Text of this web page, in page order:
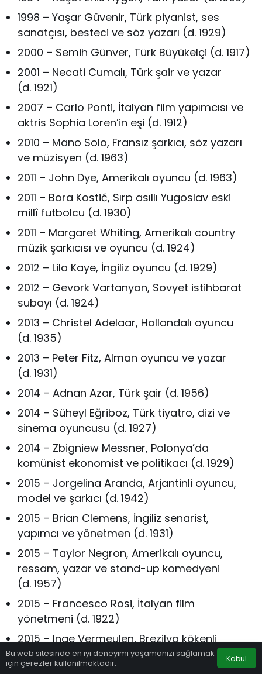
1998 – Yaşar Güvenir, Türk piyanist, ses
sanatçısı, besteci ve söz yazarı (d. 1929)
2000 – Semih Günver, Türk Büyükelçi (d. 1917)
2001 – Necati Cumalı, Türk şair ve yazar
(d. 1921)
2007 – Carlo Ponti, İtalyan film yapımcısı ve
aktris Sophia Loren’in eşi (d. 1912)
2010 – Mano Solo, Fransız şarkıcı, söz yazarı
ve müzisyen (d. 1963)
2011 – John Dye, Amerikalı oyuncu (d. 1963)
2011 – Bora Kostić, Sırp asıllı Yugoslav eski
millî futbolcu (d. 1930)
2011 – Margaret Whiting, Amerikalı country
müzik şarkıcısı ve oyuncu (d. 1924)
2012 – Lila Kaye, İngiliz oyuncu (d. 1929)
2012 – Gevork Vartanyan, Sovyet istihbarat
subayı (d. 1924)
2013 – Christel Adelaar, Hollandalı oyuncu
(d. 1935)
2013 – Peter Fitz, Alman oyuncu ve yazar
(d. 1931)
2014 – Adnan Azar, Türk şair (d. 1956)
2014 – Süheyl Eğriboz, Türk tiyatro, dizi ve
sinema oyuncusu (d. 1927)
2014 – Zbigniew Messner, Polonya’da
komünist ekonomist ve politikacı (d. 1929)
2015 – Jorgelina Aranda, Arjantinli oyuncu,
model ve şarkıcı (d. 1942)
2015 – Brian Clemens, İngiliz senarist,
yapımcı ve yönetmen (d. 1931)
2015 – Taylor Negron, Amerikalı oyuncu,
ressam, yazar ve stand-up komedyeni
(d. 1957)
2015 – Francesco Rosi, İtalyan film
yönetmeni (d. 1922)
2015 – Inge Vermeulen, Brezilya kökenli
Hollandalı çim hokeyi oyuncusu (d. 1985)
Bu web sitesinde en iyi deneyimi yaşamanızı sağlamak
için çerezler kullanılmaktadır.
Kabul
Anasayfa Hesabım